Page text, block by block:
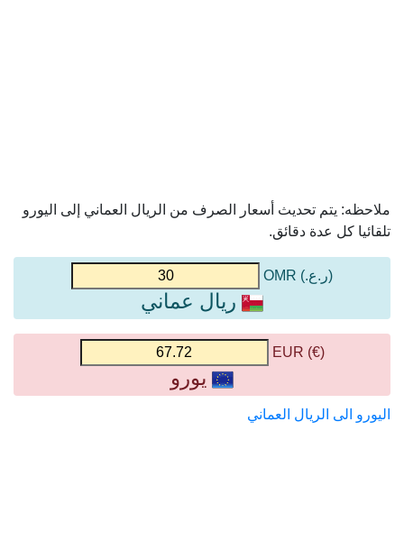
ملاحظه: يتم تحديث أسعار الصرف من الريال العماني إلى اليورو
تلقائيا كل عدة دقائق.
(ر.ع.) OMR
ريال عماني
(€) EUR
يورو
اليورو الى الريال العماني